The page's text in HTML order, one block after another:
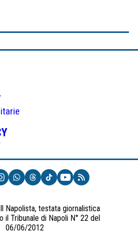
(APRE
IN
UNA
NUOVA
(APRE
UNA
NUOVA
SCHEDA)
Napolista, testata giornalistica
il Tribunale di Napoli N° 22 del
06/06/2012